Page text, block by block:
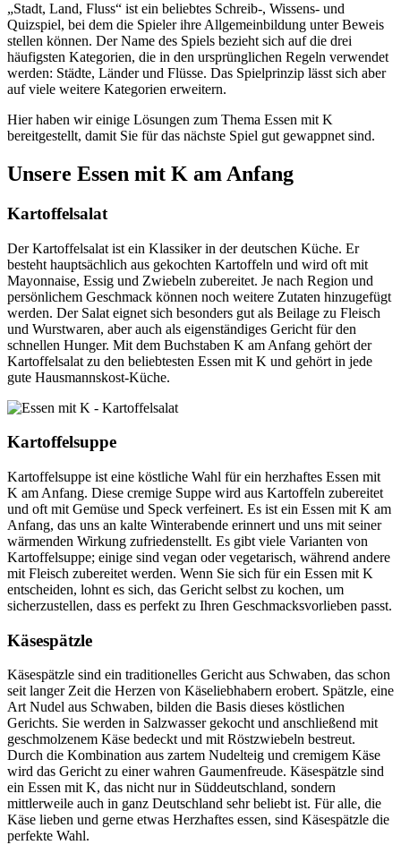
„Stadt, Land, Fluss“ ist ein beliebtes Schreib-, Wissens- und
Quizspiel, bei dem die Spieler ihre Allgemeinbildung unter Beweis
stellen können. Der Name des Spiels bezieht sich auf die drei
häufigsten Kategorien, die in den ursprünglichen Regeln verwendet
werden: Städte, Länder und Flüsse. Das Spielprinzip lässt sich aber
auf viele weitere Kategorien erweitern.
Hier haben wir einige Lösungen zum Thema Essen mit K
bereitgestellt, damit Sie für das nächste Spiel gut gewappnet sind.
Unsere Essen mit K am Anfang
Kartoffelsalat
Der Kartoffelsalat ist ein Klassiker in der deutschen Küche. Er
besteht hauptsächlich aus gekochten Kartoffeln und wird oft mit
Mayonnaise, Essig und Zwiebeln zubereitet. Je nach Region und
persönlichem Geschmack können noch weitere Zutaten hinzugefügt
werden. Der Salat eignet sich besonders gut als Beilage zu Fleisch
und Wurstwaren, aber auch als eigenständiges Gericht für den
schnellen Hunger. Mit dem Buchstaben K am Anfang gehört der
Kartoffelsalat zu den beliebtesten Essen mit K und gehört in jede
gute Hausmannskost-Küche.
Kartoffelsuppe
Kartoffelsuppe ist eine köstliche Wahl für ein herzhaftes Essen mit
K am Anfang. Diese cremige Suppe wird aus Kartoffeln zubereitet
und oft mit Gemüse und Speck verfeinert. Es ist ein Essen mit K am
Anfang, das uns an kalte Winterabende erinnert und uns mit seiner
wärmenden Wirkung zufriedenstellt. Es gibt viele Varianten von
Kartoffelsuppe; einige sind vegan oder vegetarisch, während andere
mit Fleisch zubereitet werden. Wenn Sie sich für ein Essen mit K
entscheiden, lohnt es sich, das Gericht selbst zu kochen, um
sicherzustellen, dass es perfekt zu Ihren Geschmacksvorlieben passt.
Käsespätzle
Käsespätzle sind ein traditionelles Gericht aus Schwaben, das schon
seit langer Zeit die Herzen von Käseliebhabern erobert. Spätzle, eine
Art Nudel aus Schwaben, bilden die Basis dieses köstlichen
Gerichts. Sie werden in Salzwasser gekocht und anschließend mit
geschmolzenem Käse bedeckt und mit Röstzwiebeln bestreut.
Durch die Kombination aus zartem Nudelteig und cremigem Käse
wird das Gericht zu einer wahren Gaumenfreude. Käsespätzle sind
ein Essen mit K, das nicht nur in Süddeutschland, sondern
mittlerweile auch in ganz Deutschland sehr beliebt ist. Für alle, die
Käse lieben und gerne etwas Herzhaftes essen, sind Käsespätzle die
perfekte Wahl.